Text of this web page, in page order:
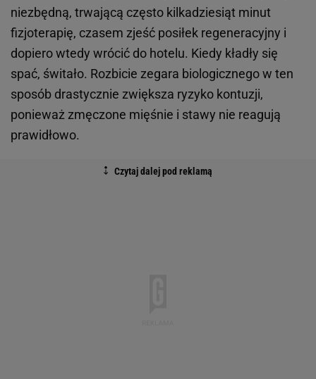
niezbędną, trwającą często kilkadziesiąt minut
fizjoterapię, czasem zjeść posiłek regeneracyjny i
dopiero wtedy wrócić do hotelu. Kiedy kładły się
spać, świtało. Rozbicie zegara biologicznego w ten
sposób drastycznie zwiększa ryzyko kontuzji,
ponieważ zmęczone mięśnie i stawy nie reagują
prawidłowo.